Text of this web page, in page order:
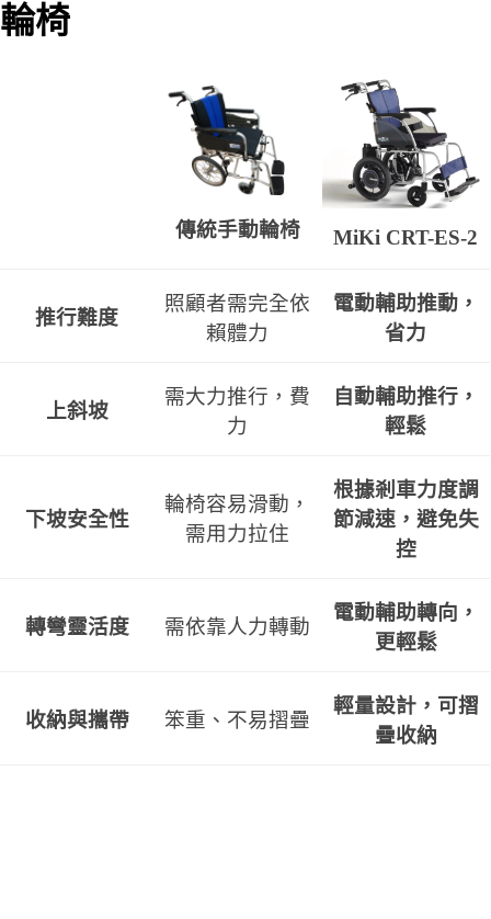
輪椅
傳統手動輪椅 MiKi CRT-ES-2
推行難度
照顧者需完全依
賴體力
電動輔助推動，
省力
上斜坡
需大力推行，費
力
自動輔助推行，
輕鬆
下坡安全性
輪椅容易滑動，
需用力拉住
根據剎車力度調
節減速，避免失
控
轉彎靈活度 需依靠人力轉動
電動輔助轉向，
更輕鬆
收納與攜帶 笨重、不易摺疊
輕量設計，可摺
疊收納